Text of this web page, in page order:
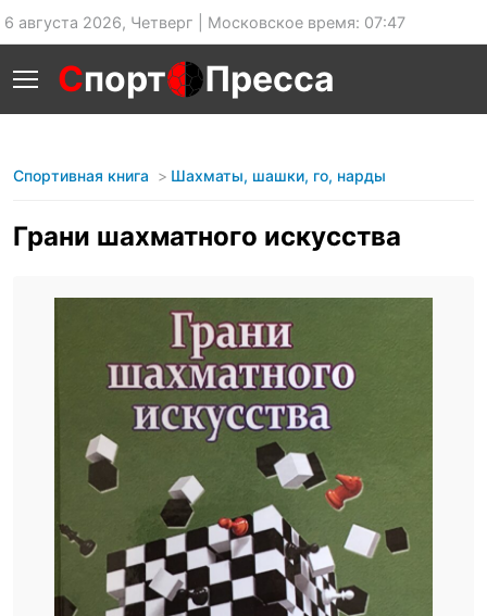
6 августа 2026, Четверг | Московское время: 07:47
Спорт Пресса
Спортивная книга Шахматы, шашки, го, нарды
Грани шахматного искусства